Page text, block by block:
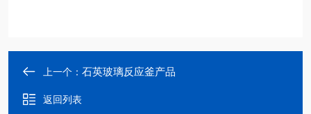
上一个： 石英玻璃反应釜产品
返回列表